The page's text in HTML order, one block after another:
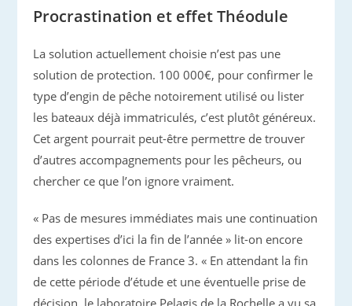
Procrastination et effet Théodule
La solution actuellement choisie n’est pas une
solution de protection. 100 000€, pour confirmer le
type d’engin de pêche notoirement utilisé ou lister
les bateaux déjà immatriculés, c’est plutôt généreux.
Cet argent pourrait peut-être permettre de trouver
d’autres accompagnements pour les pêcheurs, ou
chercher ce que l’on ignore vraiment.
« Pas de mesures immédiates mais une continuation
des expertises d’ici la fin de l’année » lit-on encore
dans les colonnes de France 3. « En attendant la fin
de cette période d’étude et une éventuelle prise de